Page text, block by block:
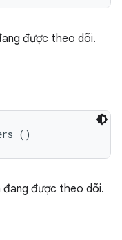
được theo dõi.
()
được theo dõi.